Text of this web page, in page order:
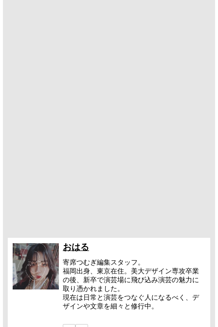
おはる
寄席つむぎ編集スタッフ。
福岡出身、東京在住。美大デザイン専攻卒業
の後、新卒で演芸場に飛び込み演芸の魅力に
取り憑かれました。
現在は日常と演芸をつなぐ人になるべく、デ
ザインや文章を細々と修行中。